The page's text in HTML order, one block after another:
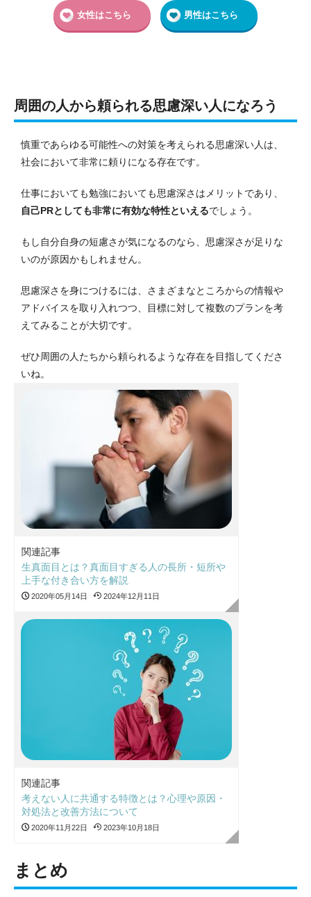
女性はこちら 男性はこちら
周囲の人から頼られる思慮深い人になろう
慎重であらゆる可能性への対策を考えられる思慮深い人は、
社会において非常に頼りになる存在です。
仕事においても勉強においても思慮深さはメリットであり、
自己PRとしても非常に有効な特性といえるでしょう。
もし自分自身の短慮さが気になるのなら、思慮深さが足りな
いのが原因かもしれません。
思慮深さを身につけるには、さまざまなところからの情報や
アドバイスを取り入れつつ、目標に対して複数のプランを考
えてみることが大切です。
ぜひ周囲の人たちから頼られるような存在を目指してくださ
いね。
関連記事
生真面目とは？真面目すぎる人の長所・短所や
上手な付き合い方を解説
2020年05月14日 2024年12月11日
関連記事
考えない人に共通する特徴とは？心理や原因・
対処法と改善方法について
2020年11月22日 2023年10月18日
まとめ